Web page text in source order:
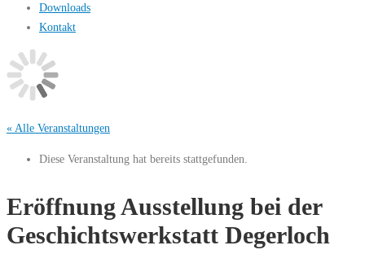
Downloads
Kontakt
« Alle Veranstaltungen
Diese Veranstaltung hat bereits stattgefunden.
Eröffnung Ausstellung bei der
Geschichtswerkstatt Degerloch